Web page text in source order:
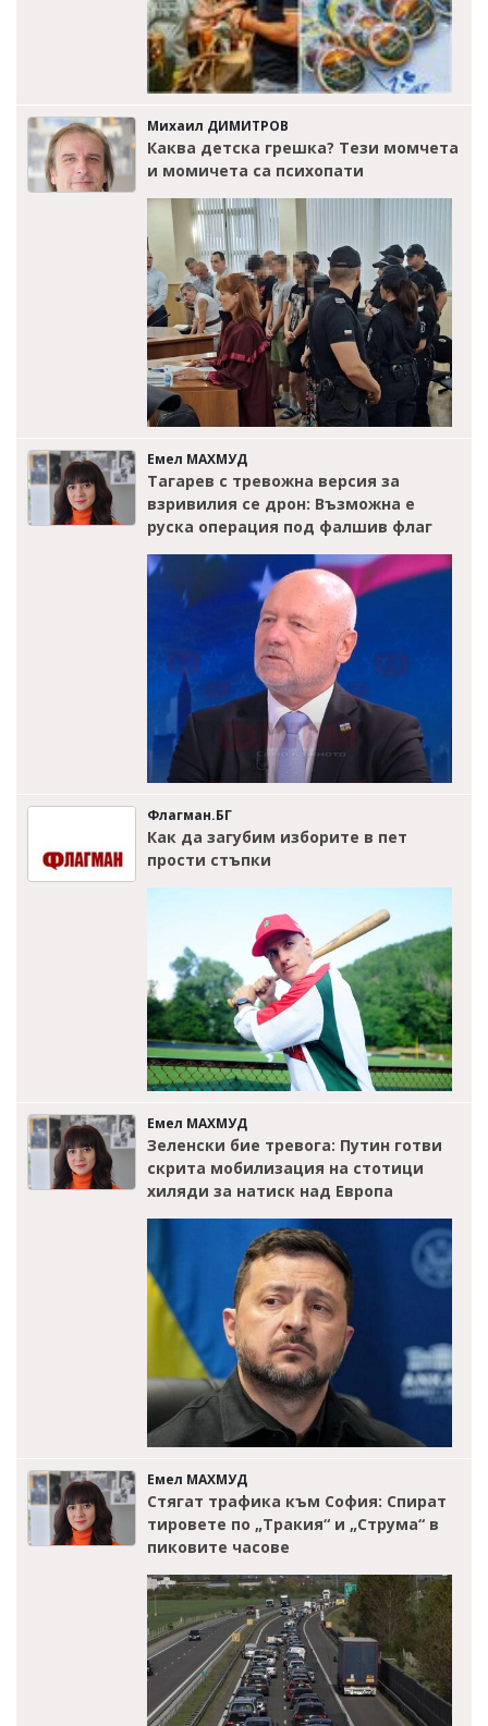
Михаил ДИМИТРОВ
Каква детска грешка? Тези момчета
и момичета са психопати
Емел МАХМУД
Тагарев с тревожна версия за
взривилия се дрон: Възможна е
руска операция под фалшив флаг
Флагман.БГ
Как да загубим изборите в пет
прости стъпки
Емел МАХМУД
Зеленски бие тревога: Путин готви
скрита мобилизация на стотици
хиляди за натиск над Европа
Емел МАХМУД
Стягат трафика към София: Спират
тировете по „Тракия“ и „Струма“ в
пиковите часове